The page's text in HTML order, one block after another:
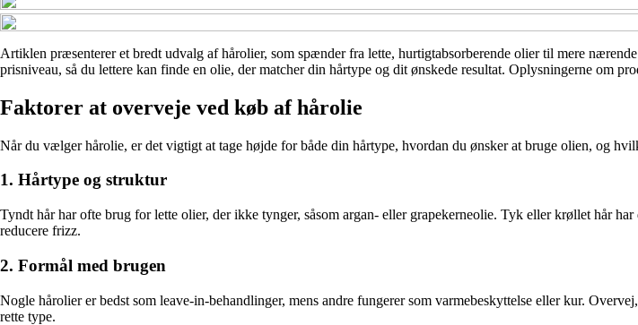
Artiklen præsenterer et bredt udvalg af hårolier, som spænder fra lette, hurtigtabsorberende olier til mere
prisniveau, så du lettere kan finde en olie, der matcher din hårtype og dit ønskede resultat. Oplysningerne om
Faktorer at overveje ved køb af hårolie
Når du vælger hårolie, er det vigtigt at tage højde for både din hårtype, hvordan du ønsker at bruge olien, og
1. Hårtype og struktur
Tyndt hår har ofte brug for lette olier, der ikke tynger, såsom argan- eller grapekerneolie. Tyk eller krøllet hår
reducere frizz.
2. Formål med brugen
Nogle hårolier er bedst som leave-in-behandlinger, mens andre fungerer som varmebeskyttelse eller kur.
rette type.